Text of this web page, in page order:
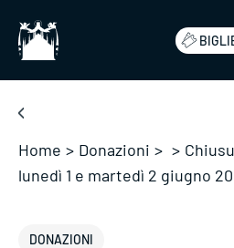
Home > Donazioni > >
lunedì 1 e martedì 2 giugno
DONAZIONI